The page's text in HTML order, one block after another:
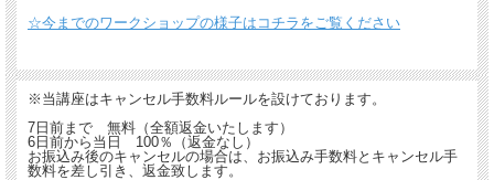
☆今までのワークショップの様子はコチラをご覧ください
※当講座はキャンセル手数料ルールを設けております。
7日前まで 無料（全額返金いたします）
6日前から当日 100％（返金なし）
お振込み後のキャンセルの場合は、お振込み手数料とキャンセル手
数料を差し引き、返金致します。